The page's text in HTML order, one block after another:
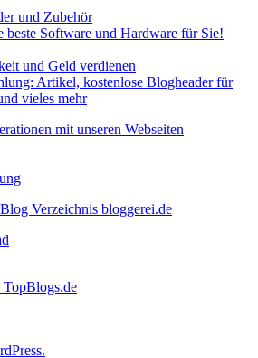
und Zubehör
beste Software und Hardware für Sie!
und Geld verdienen
Artikel, kostenlose Blogheader für
vieles mehr
mit unseren Webseiten
Verzeichnis bloggerei.de